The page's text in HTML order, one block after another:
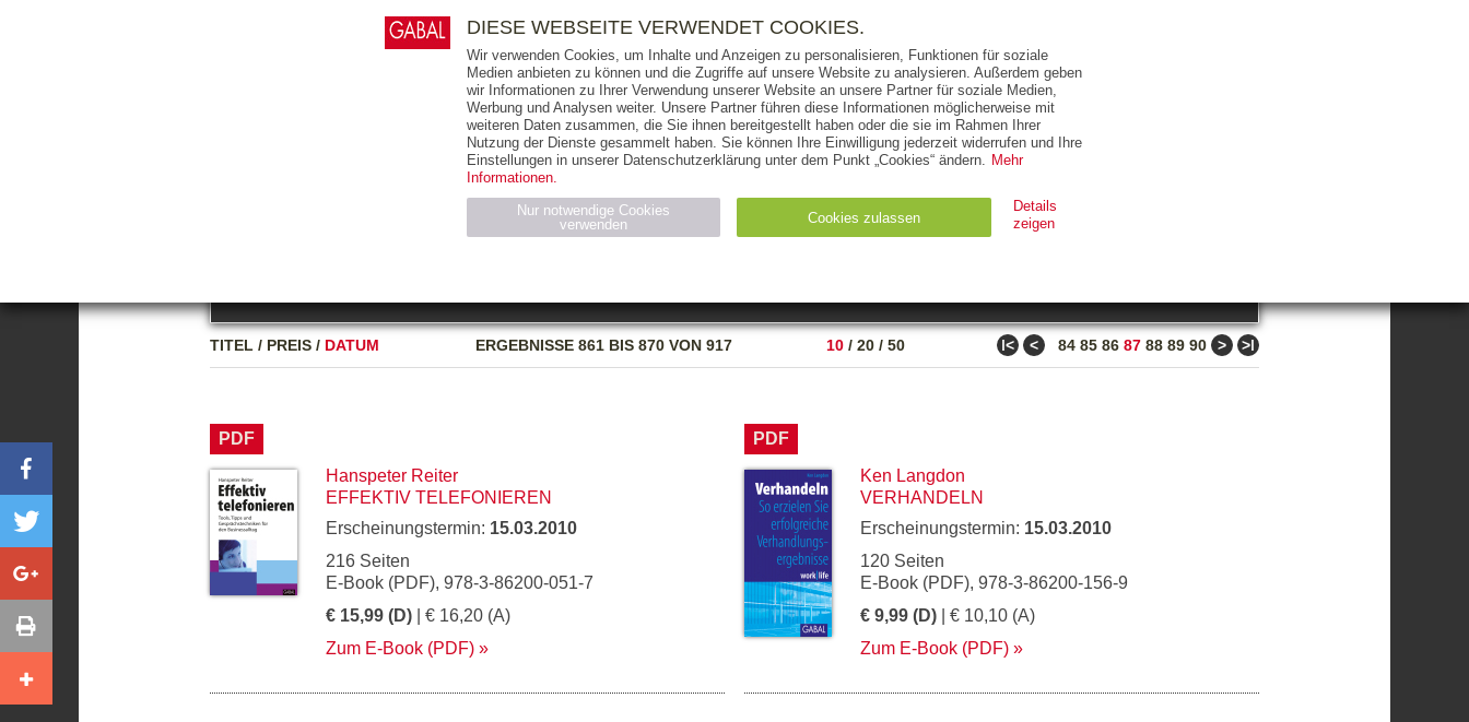
AUSGABEART AUS DER REIHE ZUM THEMA
TITEL / PREIS / DATUM ERGEBNISSE861 BIS 870 VON 917 10 / 20 / 50 ǀ< < 84 85 86 87 88 89 90 > >ǀ
PDF
Hanspeter Reiter
EFFEKTIV TELEFONIEREN
Erscheinungstermin: 15.03.2010
216 Seiten
E-Book (PDF), 978-3-86200-051-7
€ 15,99 (D) | € 16,20 (A)
Zum E-Book (PDF)
PDF
Ken Langdon
VERHANDELN
Erscheinungstermin: 15.03.2010
120 Seiten
E-Book (PDF), 978-3-86200-156-9
€ 9,99 (D) | € 10,10 (A)
Zum E-Book (PDF)
E-BOOKS AUDIO-CDS MP3 NON-BOOKS
THEMEN AUTOREN VERLAG
RIGHTS PRESSE HANDEL FÜR UNTERNEHMEN
DIESE WEBSEITE VERWENDET COOKIES.
Wir verwenden Cookies, um Inhalte und Anzeigen zu personalisieren, Funktionen für soziale
Medien anbieten zu können und die Zugriffe auf unsere Website zu analysieren. Außerdem geben
wir Informationen zu Ihrer Verwendung unserer Website an unsere Partner für soziale Medien,
Werbung und Analysen weiter. Unsere Partner führen diese Informationen möglicherweise mit
weiteren Daten zusammen, die Sie ihnen bereitgestellt haben oder die sie im Rahmen Ihrer
Nutzung der Dienste gesammelt haben. Sie können Ihre Einwilligung jederzeit widerrufen und Ihre
Einstellungen in unserer Datenschutzerklärung unter dem Punkt „Cookies“ ändern. Mehr
Informationen.
Nur notwendige Cookies
verwenden
Cookies zulassen
Details
zeigen
Name Anbieter Zweck Ablauf
Typ
CMS_SESSION_ID
gabal-
Wird für die Speicherung der Benutzer-Session verwendet Session HTTP